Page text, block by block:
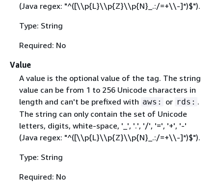
(Java regex: "^([\\p{L}\\p{Z}\\p{N}_.:/=+\\-]*)$").
Type: String
Required: No
Value
A value is the optional value of the tag. The string
value can be from 1 to 256 Unicode characters in
length and can't be prefixed with aws: or rds: .
The string can only contain the set of Unicode
letters, digits, white-space, '_', '.', '/', '=', '+', '-'
(Java regex: "^([\\p{L}\\p{Z}\\p{N}_.:/=+\\-]*)$").
Type: String
Required: No